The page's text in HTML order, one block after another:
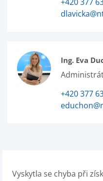
Ing. Eva
+420 377
Vyskytla se chyba při